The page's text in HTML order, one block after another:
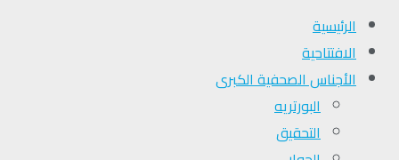
الرئيسية
الافتتاحية
الأجناس الصحفية الكبرى
البورتريه
التحقیق